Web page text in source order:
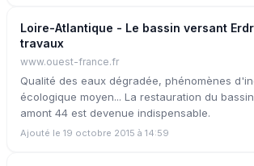
Loire-Atlantique - Le bassin versant
travaux
www.ouest-france.fr
Qualité des eaux dégradée, phénomènes
écologique moyen... La restauration du
amont 44 est devenue indispensable.
Ajouté le 19 octobre 2015 à 14:59